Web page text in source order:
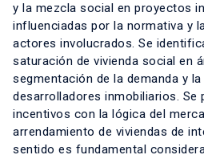
y la mezcla social en proyectos
influenciadas por la normativa y
actores involucrados. Se
saturación de vivienda social en
segmentación de la demanda y
desarrolladores inmobiliarios. Se
incentivos con la lógica del
arrendamiento de viviendas de
sentido es fundamental